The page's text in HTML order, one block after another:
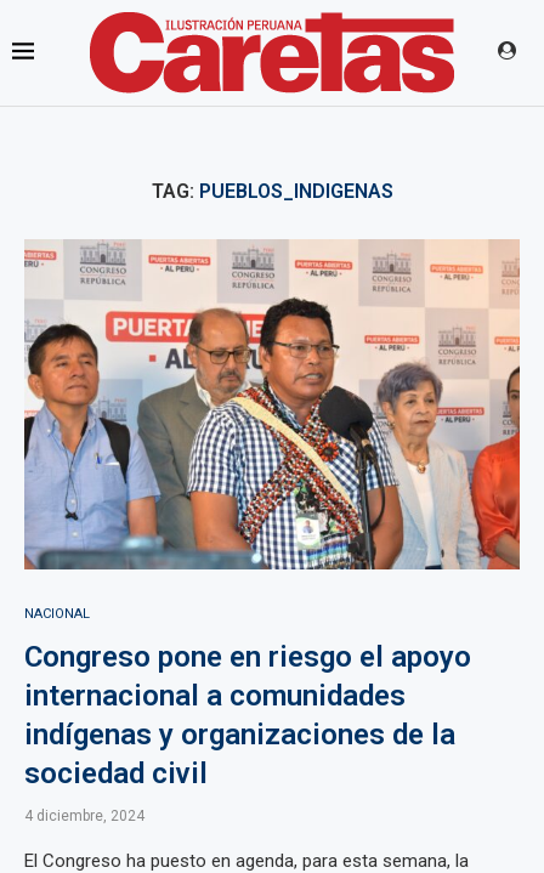
TAG: PUEBLOS_INDIGENAS
NACIONAL
Congreso pone en riesgo el apoyo
internacional a comunidades
indígenas y organizaciones de la
sociedad civil
4 diciembre, 2024
El Congreso ha puesto en agenda, para esta semana, la